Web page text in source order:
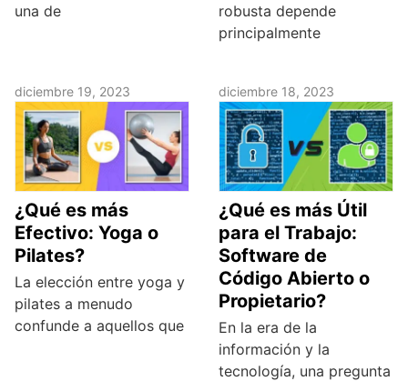
una de
robusta depende
principalmente
diciembre 19, 2023
¿Qué es más
Efectivo: Yoga o
Pilates?
La elección entre yoga y
pilates a menudo
confunde a aquellos que
diciembre 18, 2023
¿Qué es más Útil
para el Trabajo:
Software de
Código Abierto o
Propietario?
En la era de la
información y la
tecnología, una pregunta